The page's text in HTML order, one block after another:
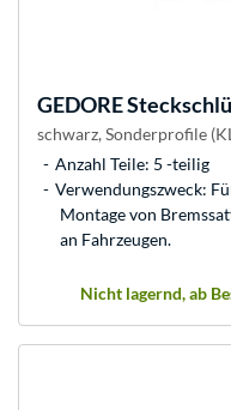
GEDORE
schwarz, Sonderprofile
Anzahl Teile: 5 -teilig
Verwendungszweck:
Montage von
an Fahrzeugen.
Nicht lagernd, ab